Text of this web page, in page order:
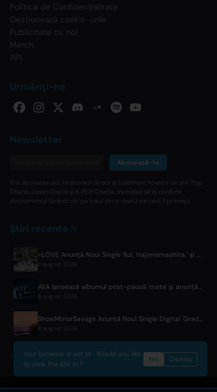
Politica de Confidențialitate
Gestionează cookie-urile
Publicitate cu noi
Merch
API
Urmăriți-ne
Newsletter
Abonează-te
Prin abonarea aici, te abonezi direct la buletinele noastre de știri Pop
Charts, Japan Charts și K-POP Charts. Va trebui să îți confirmi
abonamentul făcând clic pe linkul din e-mailul pe care îl primești.
Știri recente
=LOVE Anunță Noul Single 'Koi, Hajimemashita.' și Concerte la Tokyo Dome
8 august 2026
AliA lansează albumul post-pauză 'mate' și anunță concert live la Tokyo
8 august 2026
ShowMinorSavage Anunță Noul Single Digital 'Gradation'
8 august 2026
© 2026 OnlyHit. All rights reserved. - Metadata provided byACRCloud
Your browser is set to . Would you like
to view the site in ?
Yes Dismiss